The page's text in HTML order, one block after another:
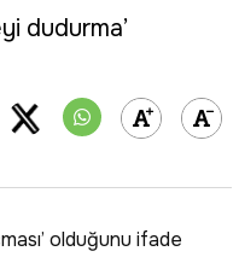
dudurma’
olduğunu ifade